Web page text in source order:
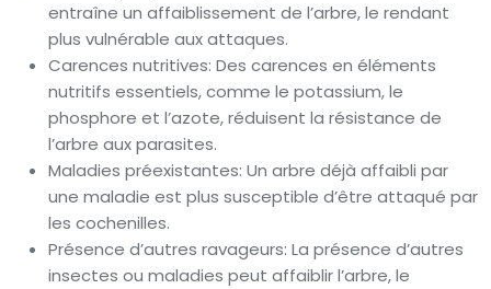
entraîne un affaiblissement de l’arbre, le rendant
plus vulnérable aux attaques.
Carences nutritives: Des carences en éléments
nutritifs essentiels, comme le potassium, le
phosphore et l’azote, réduisent la résistance de
l’arbre aux parasites.
Maladies préexistantes: Un arbre déjà affaibli par
une maladie est plus susceptible d’être attaqué par
les cochenilles.
Présence d’autres ravageurs: La présence d’autres
insectes ou maladies peut affaiblir l’arbre, le